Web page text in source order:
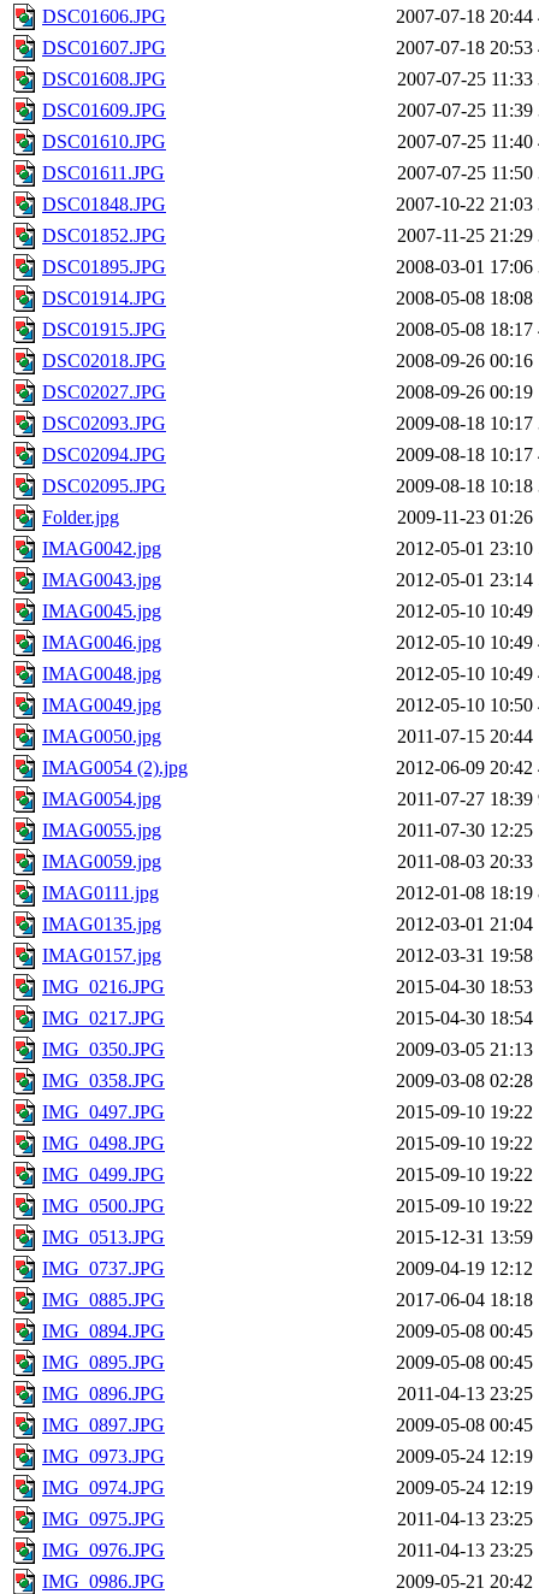
DSC01606.JPG 2007-07-18 20:44
DSC01607.JPG
2007-07-18 20:53
DSC01608.JPG
2007-07-25 11:33
DSC01609.JPG
2007-07-25 11:39
DSC01610.JPG
2007-07-25 11:40
DSC01611.JPG
2007-07-25 11:50
DSC01848.JPG
2007-10-22 21:03
DSC01852.JPG
2007-11-25 21:29
DSC01895.JPG
2008-03-01 17:06
DSC01914.JPG
2008-05-08 18:08
DSC01915.JPG
2008-05-08 18:17
DSC02018.JPG
2008-09-26 00:16
DSC02027.JPG
2008-09-26 00:19
DSC02093.JPG
2009-08-18 10:17
DSC02094.JPG
2009-08-18 10:17
DSC02095.JPG
2009-08-18 10:18
Folder.jpg
2009-11-23 01:26
IMAG0042.jpg
2012-05-01 23:10
IMAG0043.jpg
2012-05-01 23:14
IMAG0045.jpg
2012-05-10 10:49
IMAG0046.jpg
2012-05-10 10:49
IMAG0048.jpg
2012-05-10 10:49
IMAG0049.jpg
2012-05-10 10:50
IMAG0050.jpg
2011-07-15 20:44
IMAG0054 (2).jpg
2012-06-09 20:42
IMAG0054.jpg
2011-07-27 18:39
IMAG0055.jpg
2011-07-30 12:25
IMAG0059.jpg
2011-08-03 20:33
IMAG0111.jpg
2012-01-08 18:19
IMAG0135.jpg
2012-03-01 21:04
IMAG0157.jpg
2012-03-31 19:58
IMG_0216.JPG
2015-04-30 18:53
IMG_0217.JPG
2015-04-30 18:54
IMG_0350.JPG
2009-03-05 21:13
IMG_0358.JPG
2009-03-08 02:28
IMG_0497.JPG
2015-09-10 19:22
IMG_0498.JPG
2015-09-10 19:22
IMG_0499.JPG
2015-09-10 19:22
IMG_0500.JPG
2015-09-10 19:22
IMG_0513.JPG
2015-12-31 13:59
IMG_0737.JPG
2009-04-19 12:12
IMG_0885.JPG
2017-06-04 18:18
IMG_0894.JPG
2009-05-08 00:45
IMG_0895.JPG
2009-05-08 00:45
IMG_0896.JPG
2011-04-13 23:25
IMG_0897.JPG
2009-05-08 00:45
IMG_0973.JPG
2009-05-24 12:19
IMG_0974.JPG
2009-05-24 12:19
IMG_0975.JPG
2011-04-13 23:25
IMG_0976.JPG
2011-04-13 23:25
IMG_0986.JPG
2009-05-21 20:42